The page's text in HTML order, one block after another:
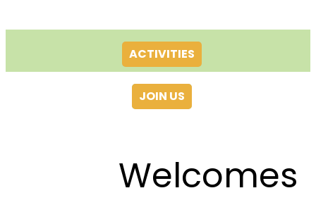
ACTIVITIES
JOIN US
Welcomes